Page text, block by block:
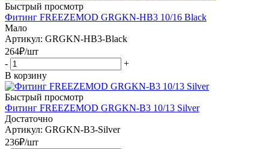
Быстрый просмотр
Фитинг FREEZEMOD GRGKN-HB3 10/16 Black
Мало
Артикул: GRGKN-HB3-Black
264₽/шт
-
+
В корзину
Быстрый просмотр
Фитинг FREEZEMOD GRGKN-B3 10/13 Silver
Достаточно
Артикул: GRGKN-B3-Silver
236₽/шт